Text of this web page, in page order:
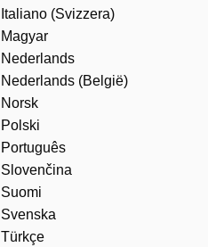
Italiano (Svizzera)
Magyar
Nederlands
Nederlands (België)
Norsk
Polski
Português
Slovenčina
Suomi
Svenska
Türkçe